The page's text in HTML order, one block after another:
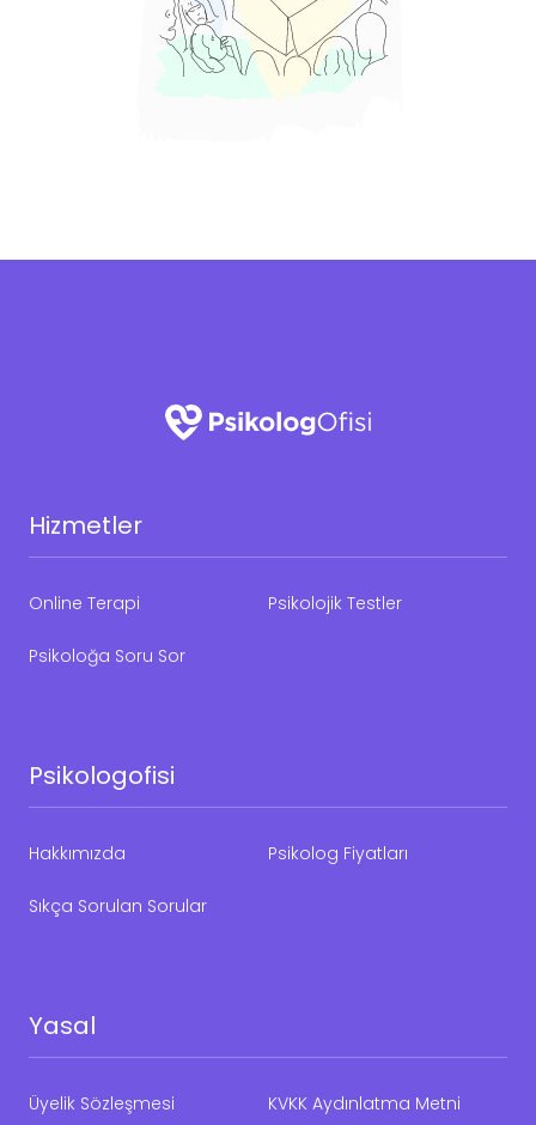
Hizmetler
Online Terapi Psikolojik Testler
Psikoloğa Soru Sor
Psikologofisi
Hakkımızda Psikolog Fiyatları
Sıkça Sorulan Sorular
Yasal
Üyelik Sözleşmesi KVKK Aydınlatma Metni